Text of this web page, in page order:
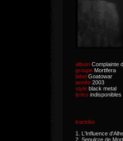
album Complainte
groupe Mortifera
label Goatowar
année 2003
style black metal
lyrics indisponibles
tracklist
1. L'Influence
2. Sepulcre de